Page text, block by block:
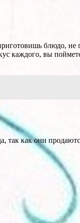
блюдо, не
каждого, вы
так как они